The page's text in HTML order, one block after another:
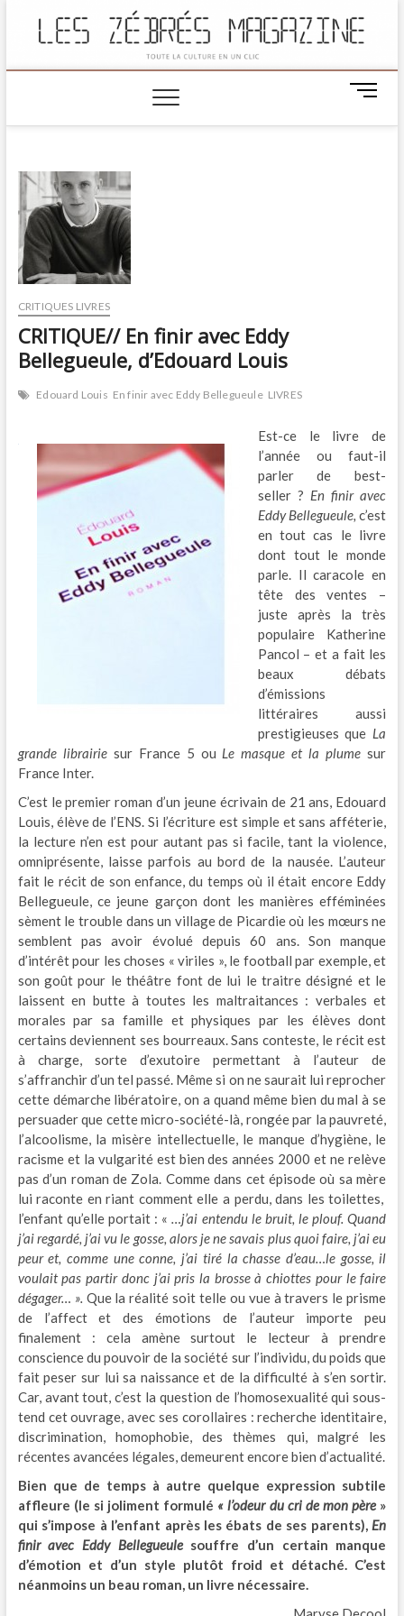
M
n
CRITIQUES LIVRES
CRITIQUE// En finir avec Eddy
Bellegueule, d’Edouard Louis
Edouard Louis En finir avec Eddy Bellegueule LIVRES
Est-ce le livre de
l’année ou faut-il
parler de best-
seller ? En finir avec
Eddy Bellegueule, c’est
en tout cas le livre
dont tout le monde
parle. Il caracole en
tête des ventes –
juste après la très
populaire Katherine
Pancol – et a fait les
beaux débats
d’émissions
littéraires aussi
prestigieuses que La
grande librairie sur France 5 ou Le masque et la plumesur
France Inter.
C’est le premier roman d’un jeune écrivain de 21 ans, Edouard
Louis, élève de l’ENS. Si l’écriture est simple et sans afféterie,
la lecture n’en est pour autant pas si facile, tant la violence,
omniprésente, laisse parfois au bord de la nausée. L’auteur
fait le récit de son enfance, du temps où il était encore Eddy
Bellegueule, ce jeune garçon dont les manières efféminées
sèment le trouble dans un village de Picardie où les mœurs ne
semblent pas avoir évolué depuis 60 ans. Son manque
d’intérêt pour les choses « viriles », le football par exemple, et
son goût pour le théâtre font de lui le traitre désigné et le
laissent en butte à toutes les maltraitances : verbales et
morales par sa famille et physiques par les élèves dont
certains deviennent ses bourreaux. Sans conteste, le récit est
à charge, sorte d’exutoire permettant à l’auteur de
s’affranchir d’un tel passé. Même si on ne saurait lui reprocher
cette démarche libératoire, on a quand même bien du mal à se
persuader que cette micro-société-là, rongée par la pauvreté,
l’alcoolisme, la misère intellectuelle, le manque d’hygiène, le
racisme et la vulgarité est bien des années 2000 et ne relève
pas d’un roman de Zola. Comme dans cet épisode où sa mère
lui raconte en riant comment elle a perdu, dans les toilettes,
l’enfant qu’elle portait : «…j’ai entendu le bruit, le plouf. Quand
j’ai regardé, j’ai vu le gosse, alors je ne savais plus quoi faire, j’ai eu
peur et, comme une conne, j’ai tiré la chasse d’eau…le gosse, il
voulait pas partir donc j’ai pris la brosse à chiottes pour le faire
dégager… ». Que la réalité soit telle ou vue à travers le prisme
de l’affect et des émotions de l’auteur importe peu
finalement : cela amène surtout le lecteur à prendre
conscience du pouvoir de la société sur l’individu, du poids que
fait peser sur lui sa naissance et de la difficulté à s’en sortir.
Car, avant tout, c’est la question de l’homosexualité qui sous-
tend cet ouvrage, avec ses corollaires : recherche identitaire,
discrimination, homophobie, des thèmes qui, malgré les
récentes avancées légales, demeurent encore bien d’actualité.
Bien que de temps à autre quelque expression subtile
affleure (le si joliment formulé « l’odeur du cri de mon père»
qui s’impose à l’enfant après les ébats de ses parents),En
finir avec Eddy Bellegueule souffre d’un certain manque
d’émotion et d’un style plutôt froid et détaché. C’est
néanmoins un beau roman, un livre nécessaire.